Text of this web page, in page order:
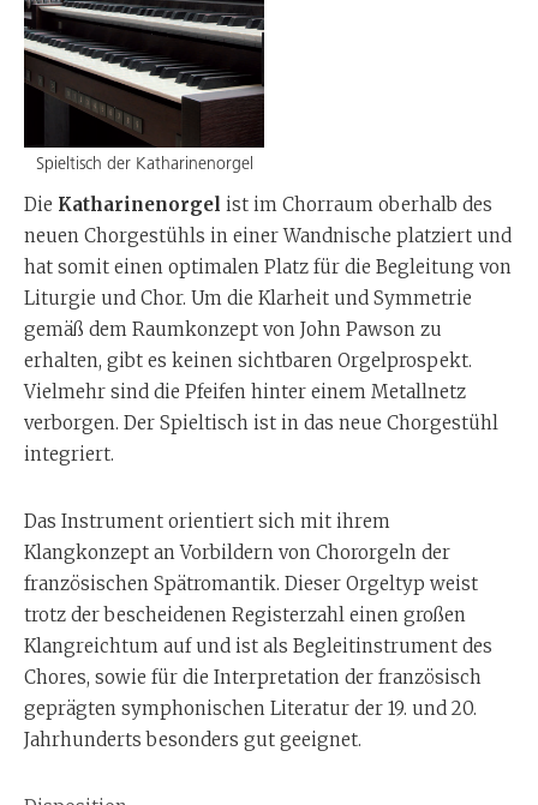
Spieltisch der Katharinenorgel
Die Katharinenorgel ist im Chorraum oberhalb des
neuen Chorgestühls in einer Wandnische platziert und
hat somit einen optimalen Platz für die Begleitung von
Liturgie und Chor. Um die Klarheit und Symmetrie
gemäß dem Raumkonzept von John Pawson zu
erhalten, gibt es keinen sichtbaren Orgelprospekt.
Vielmehr sind die Pfeifen hinter einem Metallnetz
verborgen. Der Spieltisch ist in das neue Chorgestühl
integriert.
Das Instrument orientiert sich mit ihrem
Klangkonzept an Vorbildern von Chororgeln der
französischen Spätromantik. Dieser Orgeltyp weist
trotz der bescheidenen Registerzahl einen großen
Klangreichtum auf und ist als Begleitinstrument des
Chores, sowie für die Interpretation der französisch
geprägten symphonischen Literatur der 19. und 20.
Jahrhunderts besonders gut geeignet.